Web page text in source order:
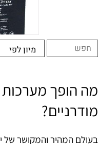
מה הופך מערכות
מודרניים?
בעולם המהיר והמקושר של